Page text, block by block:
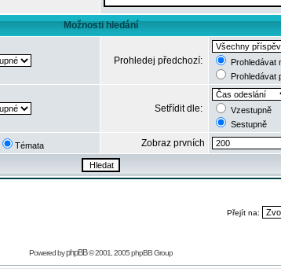
Možnosti hledání
Prohledej předchozí:
Prohledávat
Prohledávat
Setřídit dle:
Vzestupně
Sestupně
Témata Zobraz prvních
Přejít na:
Powered byphpBB© 2001, 2005 phpBB Group